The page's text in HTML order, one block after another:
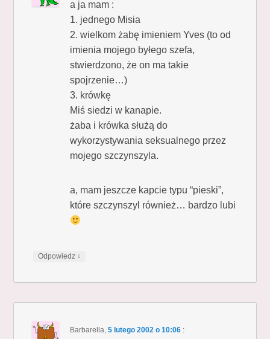
a ja mam :
1. jednego Misia
2. wielkom żabę imieniem Yves (to od
imienia mojego byłego szefa,
stwierdzono, że on ma takie
spojrzenie…)
3. krówkę
Miś siedzi w kanapie.
żaba i krówka służą do
wykorzystywania seksualnego przez
mojego szczynszyla.
a, mam jeszcze kapcie typu “pieski”,
które szczynszyl również… bardzo lubi
Odpowiedz ↓
Barbarella,5 lutego 2002 o 10:06 :